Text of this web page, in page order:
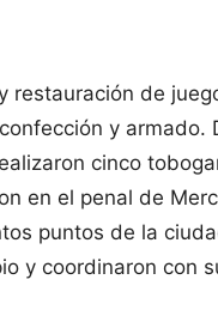
de
y armado.
cinco
en el penal de
puntos de la
y coordinaron con